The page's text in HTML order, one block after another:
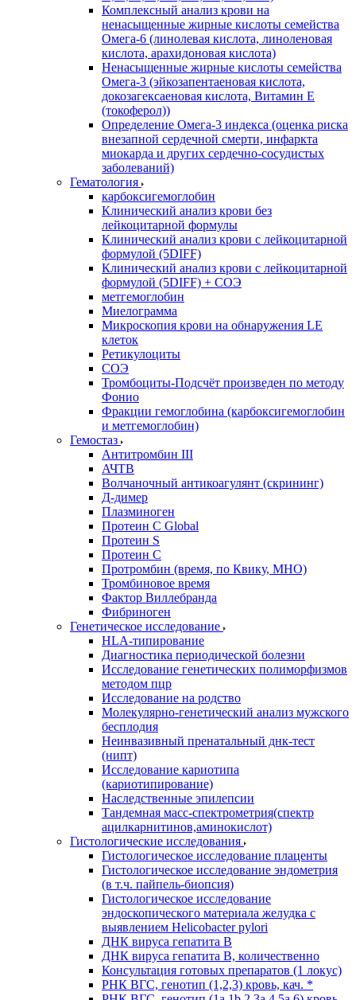
Комплексный анализ крови на
ненасыщенные жирные кислоты семейства
Омега-6 (линолевая кислота, линоленовая
кислота, арахидоновая кислота)
Ненасыщенные жирные кислоты семейства
Омега-3 (эйкозапентаеновая кислота,
докозагексаеновая кислота, Витамин E
(токоферол))
Определение Омега-3 индекса (оценка риска
внезапной сердечной смерти, инфаркта
миокарда и других сердечно-сосудистых
заболеваний)
Гематология
карбоксигемоглобин
Клинический анализ крови без
лейкоцитарной формулы
Клинический анализ крови с лейкоцитарной
формулой (5DIFF)
Клинический анализ крови с лейкоцитарной
формулой (5DIFF) + СОЭ
метгемоглобин
Миелограмма
Микроскопия крови на обнаружения LE
клеток
Ретикулоциты
СОЭ
Тромбоциты-Подсчёт произведен по методу
Фонио
Фракции гемоглобина (карбоксигемоглобин
и метгемоглобин)
Гемостаз
Антитромбин III
АЧТВ
Волчаночный антикоагулянт (скрининг)
Д-димер
Плазминоген
Протеин C Global
Протеин S
Протеин С
Протромбин (время, по Квику, МНО)
Тромбиновое время
Фактор Виллебранда
Фибриноген
Генетическое исследование
HLA-типирование
Диагностика периодической болезни
Исследование генетических полиморфизмов
методом пцр
Исследование на родство
Молекулярно-генетический анализ мужского
бесплодия
Неинвазивный пренатальный днк-тест
(нипт)
Исследование кариотипа
(кариотипирование)
Наследственные эпилепсии
Тандемная масс-спектрометрия(спектр
ацилкарнитинов,аминокислот)
Гистологические исследования
Гистологическое исследование плаценты
Гистологическое исследование эндометрия
(в т.ч. пайпель-биопсия)
Гистологическое исследование
эндоскопического материала желудка с
выявлением Helicobacter pylori
ДНК вируса гепатита B
ДНК вируса гепатита B, количественно
Консультация готовых препаратов (1 локус)
РНК ВГC, генотип (1,2,3) кровь, кач. *